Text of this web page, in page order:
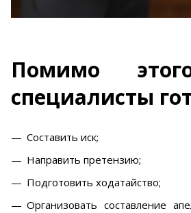
Помимо
специалисты
Составить иск;
Направить претензию;
Подготовить ходатайство;
Организовать составление